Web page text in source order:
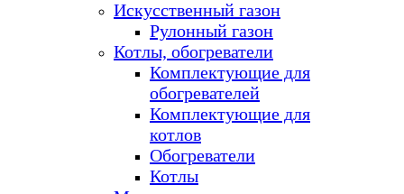
Искусственный газон
Рулонный газон
Котлы, обогреватели
Комплектующие для
обогревателей
Комплектующие для
котлов
Обогреватели
Котлы